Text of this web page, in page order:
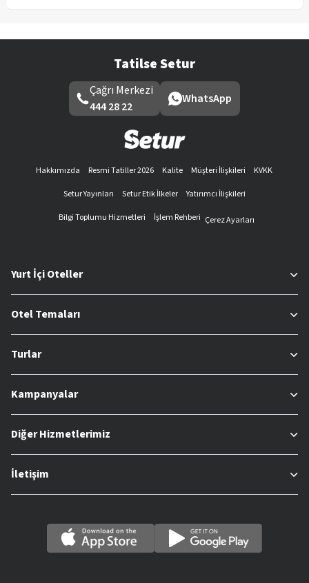
Tatilse Setur
Çağrı Merkezi
444 28 22
WhatsApp
Hakkımızda Resmi Tatiller 2026 Kalite Müşteri İlişkileri
KVKK
Setur Yayınları
Setur Etik İlkeler
Yatırımcı İlişkileri
Bilgi Toplumu Hizmetleri
İşlem Rehberi Çerez Ayarları
Yurt İçi Oteller
Otel Temaları
Turlar
Kampanyalar
Diğer Hizmetlerimiz
İletişim